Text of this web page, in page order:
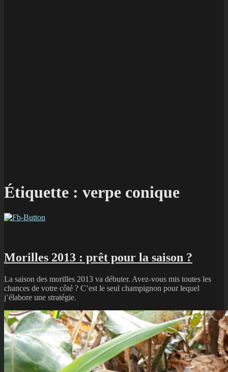
Étiquette : verpe conique
Morilles 2013 : prêt pour la saison ?
La saison des morilles 2013 va débuter. Avez-vous mis toutes les
chances de votre côté ? C’est le seul champignon pour lequel
j’élabore une stratégie.